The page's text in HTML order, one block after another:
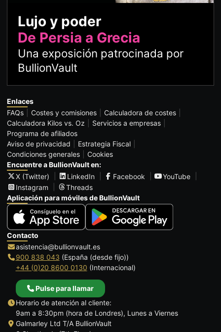
Lujo y poder
De Persia a Grecia
Una exposición patrocinada por
BullionVault
Enlaces
FAQs
Costes y comisiones
Calculadora de costes
Calculadora Kilos vs. Oz
Servicios a empresas
Programa de afiliados
Aviso de privacidad
Estrategia Fiscal
Condiciones generales
Cookies
Encuentre a BullionVault en:
X (Twitter)
LinkedIn Facebook
YouTube
Instagram
Threads
Aplicación para móviles de BullionVault
Contacto
asistencia@bullionvault.es
900 838 043 (España (desde fijo))
+44 (0)20 8600 0130 (Internacional)
Pulse para llamar
Horario de atención al cliente:
9am a 8:30pm (hora de Londres), Lunes a Viernes
Galmarley Ltd T/A BullionVault